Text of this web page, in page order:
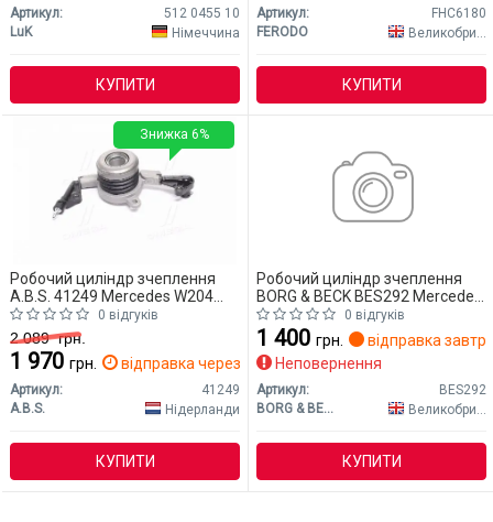
Артикул:
512 0455 10
LuK
Німеччина
КУПИТИ
Артикул:
FHC6180
FERODO
Великобританія
КУПИТИ
Робочий циліндр зчеплення
A.B.S. 41249 Mercedes W204
(CLASS-C)
0 відгуків
2 089грн.
1 970 грн. відправка через 2 дн.
Артикул:
41249
A.B.S.
Нідерланди
КУПИТИ
Знижка 6%
Робочий циліндр зчеплення
BORG & BECK BES292 Mercedes
W204 (CLASS-C)0 відгуків
1 400 грн.
відправка
Неповернення
Артикул:
BES292
BORG & BECK
Великобританія
КУПИТИ